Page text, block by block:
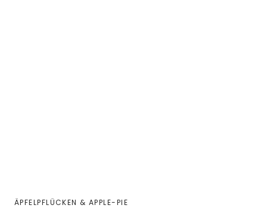
ÄPFELPFLÜCKEN & APPLE-PIE